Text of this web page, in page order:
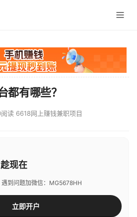
都有哪些？
阅读 6618网上赚钱兼职项目
现在
遇到问题加微信：MG5678HH
立即开户